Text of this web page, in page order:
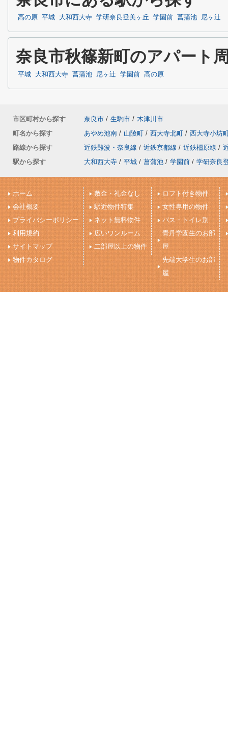
高の原 平城 大和西大寺 学研奈良登美ヶ丘 学園前 菖蒲池 尼ヶ辻
奈良市秋篠新町のアパート
平城 大和西大寺 菖蒲池 尼ヶ辻 学園前 高の原
市区町村から探す 奈良市 / 生駒市 / 木津川市
町名から探す
あやめ池南 / 山陵町 / 西大寺北町 / 西大寺小坊
路線から探す
近鉄難波・奈良線 / 近鉄京都線 / 近鉄橿原線 /
駅から探す
大和西大寺 / 平城 / 菖蒲池 / 学園前 / 学研奈良
ホーム
会社概要
プライバシーポリシー
利用規約
サイトマップ
物件カタログ
敷金・礼金なし
駅近物件特集
ネット無料物件
広いワンルーム
二部屋以上の物件
ロフト付き物件
女性専用の物件
バス・トイレ別
青丹学園生のお部
屋
先端大学生のお部
屋